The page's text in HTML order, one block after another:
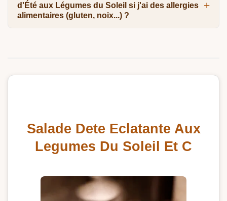
d'Été aux Légumes du Soleil si j'ai des allergies
alimentaires (gluten, noix...) ?
Salade Dete Eclatante Aux
Legumes Du Soleil Et C